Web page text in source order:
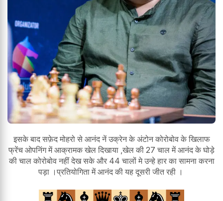
इसके बाद सफ़ेद मोहरो से आनंद नें उक्रेन के अंटोन कोरोबोव के खिलाफ
फ्रेंच ओपनिंग में आक्रामक खेल दिखाया ,खेल की 27 चाल में आनंद के घोड़े
की चाल कोरोबोव नहीं देख सके और 44 चालों मे उन्हे हार का सामना करना
पड़ा ।प्रतियोगिता में आनंद की यह दूसरी जीत रही ।